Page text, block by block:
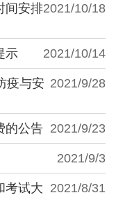
2021/10/18
间安排
2021/10/14
示
2021/9/28
疫与安
2021/9/23
的公告
2021/9/3
2021/8/31
考试大